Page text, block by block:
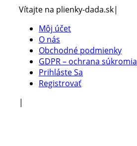
Vítajte na plienky-dada.sk|
Môj účet
O nás
Obchodné podmienky
GDPR – ochrana súkromia
Prihláste Sa
Registrovať
|